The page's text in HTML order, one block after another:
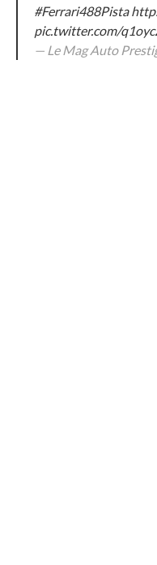
#Ferrari488Pista
pic.twitter.com/
— Le Mag Auto